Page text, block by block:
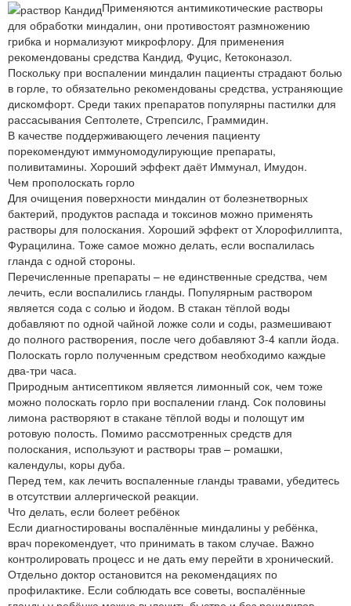
Применяются антимикотические растворы
для обработки миндалин, они противостоят размножению
грибка и нормализуют микрофлору. Для применения
рекомендованы средства Кандид, Фуцис, Кетоконазол.
Поскольку при воспалении миндалин пациенты страдают болью
в горле, то обязательно рекомендованы средства, устраняющие
дискомфорт. Среди таких препаратов популярны пастилки для
рассасывания Септолете, Стрепсилс, Граммидин.
В качестве поддерживающего лечения пациенту
порекомендуют иммуномодулирующие препараты,
поливитамины. Хороший эффект даёт Иммунал, Имудон.
Чем прополоскать горло
Для очищения поверхности миндалин от болезнетворных
бактерий, продуктов распада и токсинов можно применять
растворы для полоскания. Хороший эффект от Хлорофиллипта,
Фурацилина. Тоже самое можно делать, если воспалилась
гланда с одной стороны.
Перечисленные препараты – не единственные средства, чем
лечить, если воспалились гланды. Популярным раствором
является сода с солью и йодом. В стакан тёплой воды
добавляют по одной чайной ложке соли и соды, размешивают
до полного растворения, после чего добавляют 3-4 капли йода.
Полоскать горло полученным средством необходимо каждые
два-три часа.
Природным антисептиком является лимонный сок, чем тоже
можно полоскать горло при воспалении гланд. Сок половины
лимона растворяют в стакане тёплой воды и полощут им
ротовую полость. Помимо рассмотренных средств для
полоскания, используют и растворы трав – ромашки,
календулы, коры дуба.
Перед тем, как лечить воспаленные гланды травами, убедитесь
в отсутствии аллергической реакции.
Что делать, если болеет ребёнок
Если диагностированы воспалённые миндалины у ребёнка,
врач порекомендует, что принимать в таком случае. Важно
контролировать процесс и не дать ему перейти в хронический.
Отдельно доктор остановится на рекомендациях по
профилактике. Если соблюдать все советы, воспалённые